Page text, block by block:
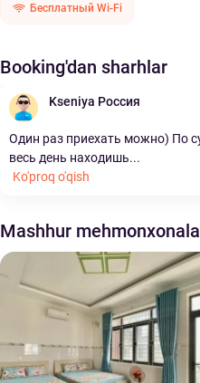
Бесплатный Wi-Fi
Booking'dan sharhlar
Kseniya Россия
Один раз приехать можно) По
весь день находишь...
Ko'proq o'qish
Mashhur